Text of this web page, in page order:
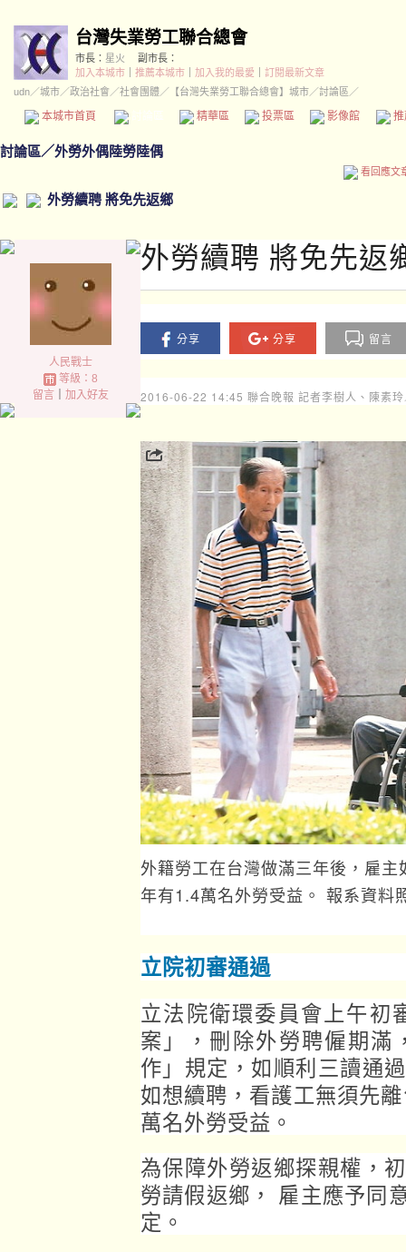
台灣失業勞工聯合總會
市長： 星火
副市長：
加入本城市
推薦本城市 加入我的最愛
訂閱最新文章
udn／城市／政治社會 ／社會團體／ 【台灣失業勞工聯合總會】城市／討論區／
本城市首頁 精華區 投票區 影像館
討論區／外勞外偶陸勞陸偶
看回應文
外勞續聘 將免先返鄉
人民戰士
等級：8
留言｜ 加入好友
外勞續聘 將免先返
分享 分享 留言
2016-06-22 14:45 聯合晚報 記者李樹人、陳素
外籍勞工在台灣做滿三年後，雇
年有1.4萬名外勞受益。 報系資料
立院初審通過
立法院衛環委員會上午初
案」，刪除外勞聘僱期滿
作」規定，如順利三讀通
如想續聘，看護工無須先
萬名外勞受益。
為保障外勞返鄉探親權，
勞請假返鄉， 雇主應予同
定。